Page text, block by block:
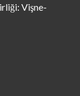
Vişne-